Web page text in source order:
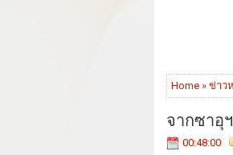
Home » ข่าว
จากซาอุ
00:48:00